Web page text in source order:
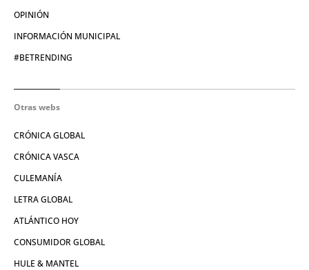
OPINIÓN
INFORMACIÓN MUNICIPAL
#BETRENDING
Otras webs
CRÓNICA GLOBAL
CRÓNICA VASCA
CULEMANÍA
LETRA GLOBAL
ATLÁNTICO HOY
CONSUMIDOR GLOBAL
HULE & MANTEL